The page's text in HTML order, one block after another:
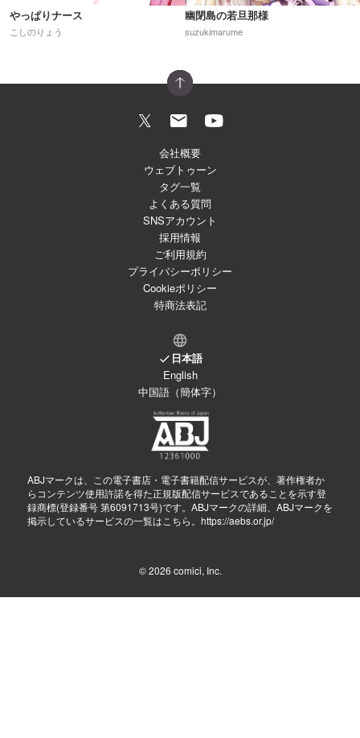
やっぱりナース
こしのりょう
幽閉島の若旦那様
suzukimarume
会社概要
ウェブトゥーン
タグ一覧
よくある質問
SNSアカウント
採用情報
ご利用規約
プライバシーポリシー
Cookieポリシー
特商法表記
日本語
English
中国語（簡体字）
ABJマークは、この電子書店・電子書籍配信サービスが、著作権者か
らコンテンツ使用許諾を得た正規版配信サービスであることを示す登
録商標(登録番号 第6091713号)です。ABJマークの詳細、ABJマークを
掲示しているサービスの一覧はこちら。 https://aebs.or.jp/
© 2026 comici, Inc.